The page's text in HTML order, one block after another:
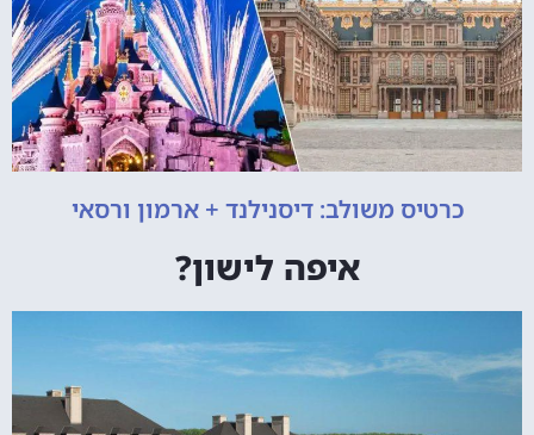
כרטיס משולב: דיסנילנד + ארמון ורסאי
איפה לישון?